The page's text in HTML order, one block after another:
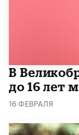
В
до 16 лет
16 ФЕВРАЛЯ